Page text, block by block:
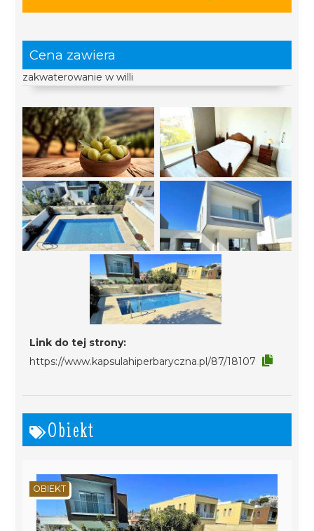
Cena zawiera
zakwaterowanie w willi
Link do tej strony:
https://www.kapsulahiperbaryczna.pl/87/18107
Obiekt
OBIEKT